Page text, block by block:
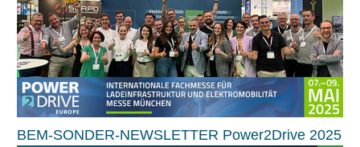
BEM-SONDER-NEWSLETTER Power2Drive 2025